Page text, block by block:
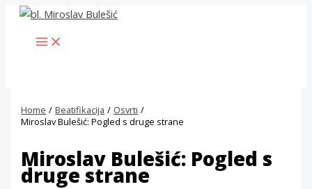
Skip
content
MAIN
MENU
Home Beatifikacija
Osvrti
Miroslav Bulešić: Pogled s druge strane
Miroslav Bulešić: Pogled s
druge strane